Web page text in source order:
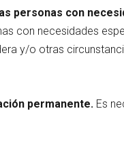
personas con
con necesidades
y/o otras
permanente. Es